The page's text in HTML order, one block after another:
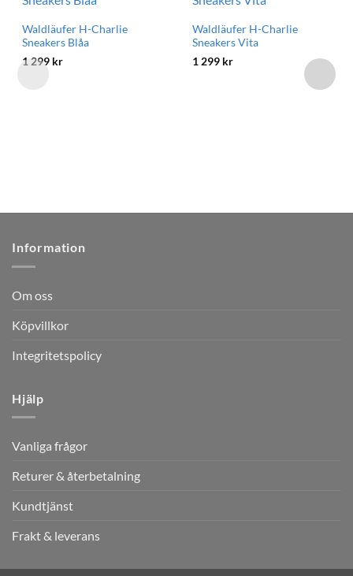
Waldläufer H-Charlie
Sneakers Blåa
1 299 kr
Waldläufer H-Charlie
Sneakers Vita
1 299 kr
Information
Om oss
Köpvillkor
Integritetspolicy
Hjälp
Vanliga frågor
Returer & återbetalning
Kundtjänst
Frakt & leverans